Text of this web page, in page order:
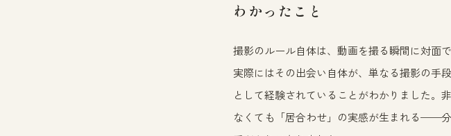
わかったこと
撮影のルール自体は、動画を撮る瞬間に対面
実際にはその出会い自体が、単なる撮影の手
として経験されていることがわかりました。
なくても「居合わせ」の実感が生まれる——